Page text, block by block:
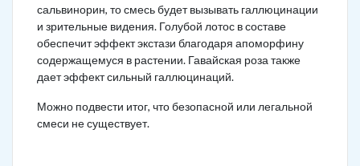
сальвинорин, то смесь будет вызывать галлюцинации
и зрительные видения. Голубой лотос в составе
обеспечит эффект экстази благодаря апоморфину
содержащемуся в растении. Гавайская роза также
дает эффект сильный галлюцинаций.
Можно подвести итог, что безопасной или легальной
смеси не существует.